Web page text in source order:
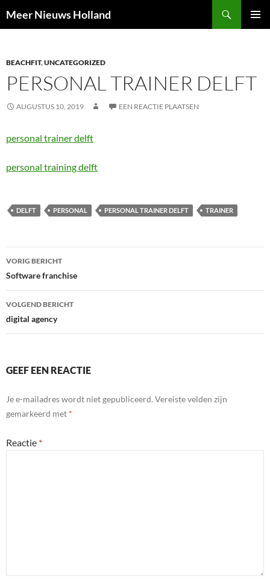
naar
Meer Nieuws Holland
BEACHFIT,UNCATEGORIZED
PERSONAL TRAINER DELFT
AUGUSTUS 10, 2019 EEN REACTIE PLAATSEN
personal trainer delft
personal training delft
DELFT PERSONAL PERSONAL TRAINER DELFT TRAINER
Bericht
navigatie
VORIG BERICHT
Software franchise
VOLGEND BERICHT
digital agency
GEEF EEN REACTIE
Je e-mailadres wordt niet gepubliceerd. Vereiste velden zijn
gemarkeerd met *
Reactie *